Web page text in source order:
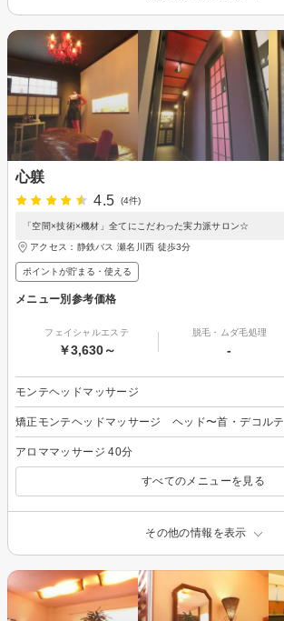
心躾
4.5
(4件)
「空間×技術×機材」全てにこだわった実力派サロン☆
アクセス：静鉄バス 瀬名川西 徒歩3分
ポイントが貯まる・使える
メニュー別参考価格
フェイシャルエステ
￥3,630～
脱毛・ムダ毛処理
-
モンテヘッドマッサージ
矯正モンテヘッドマッサージ ヘッド〜首・デコルテ
アロママッサージ 40分
すべてのメニューを見る
その他の情報を表示